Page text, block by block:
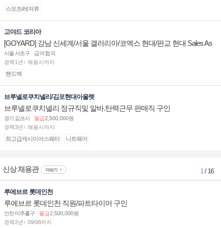
스포츠/레져류
고야드 코리아
[GOYARD] 강남 신세계/서울 갤러리아/코엑스 현대/판교 현대 Sales As
sociate 채용
서울 서초구
급여협의
경력1년↑ 채용시까지
핸드백
브루넬로쿠치넬리/김포현대아울렛
브루넬로쿠치넬리 정규직및 알바.탄력근무 판매직 구인
경기 김포시 월급2,500,000원
경력3년↑ 채용시까지
최고급캐시미어스웨터 니트웨어
신상 채용관 더보기 1/ 16
루에브르 롯데인천
루에브르 롯데인천 직원/파트타이머 구인
인천 미추홀구 월급2,500,000원
경력2년↑ 09/08까지